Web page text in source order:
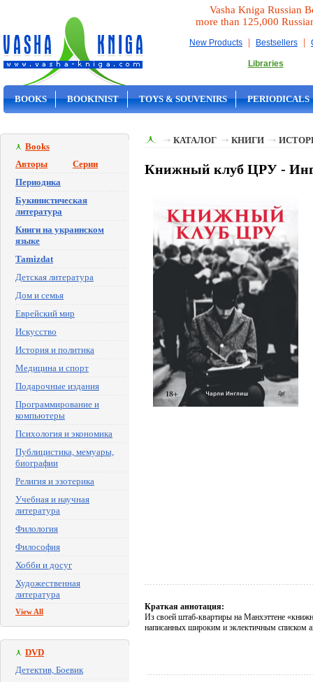
Vasha Kniga Russian
more than 125,000
New Products | Bestsellers |
Libraries
BOOKS BOOKINIST TOYS & SOUVENIRS PERIODICALS
Books
Авторы
Серии
Периодика
Букинистическая
литература
Книги на украинском
языке
Tamizdat
Детская литература
Дом и семья
Еврейский мир
Искусство
История и политика
Медицина и спорт
Подарочные издания
Программирование и
компьютеры
Психология и экономика
Публицистика, мемуары,
биографии
Религия и эзотерика
Учебная и научная
литература
Филология
Философия
Хобби и досуг
Художественная
литература
View All
DVD
Детектив, Боевик
КАТАЛОГ КНИГИ
Книжный клуб ЦРУ -
Краткая аннотация:
Из своей штаб-квартиры на Манхэттене
написанных широким и эклектичным списком